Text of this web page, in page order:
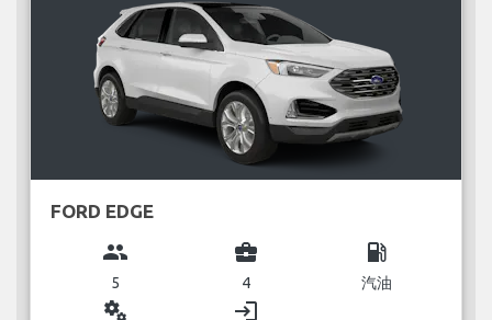
FORD EDGE
group
5
business_center
4
local_gas_station
汽油
miscellaneous_services login